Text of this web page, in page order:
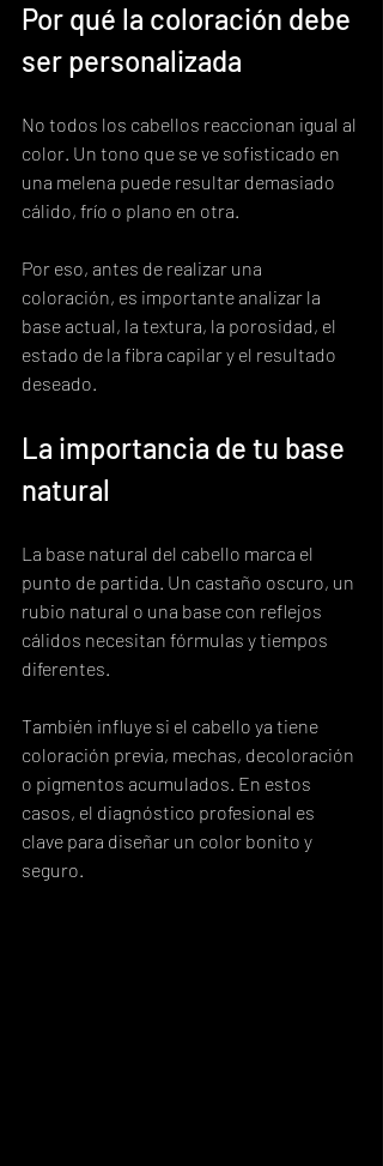
Por qué la coloración debe
ser personalizada
No todos los cabellos reaccionan igual al
color. Un tono que se ve sofisticado en
una melena puede resultar demasiado
cálido, frío o plano en otra.
Por eso, antes de realizar una
coloración, es importante analizar la
base actual, la textura, la porosidad, el
estado de la fibra capilar y el resultado
deseado.
La importancia de tu base
natural
La base natural del cabello marca el
punto de partida. Un castaño oscuro, un
rubio natural o una base con reflejos
cálidos necesitan fórmulas y tiempos
diferentes.
También influye si el cabello ya tiene
coloración previa, mechas, decoloración
o pigmentos acumulados. En estos
casos, el diagnóstico profesional es
clave para diseñar un color bonito y
seguro.